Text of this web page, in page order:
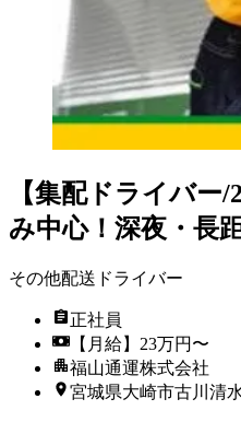
【集配ドライバ
み中心！深夜・長
その他配送ドライバー
正社員
【月給】23万円〜
福山通運株式会社
宮城県大崎市古川清